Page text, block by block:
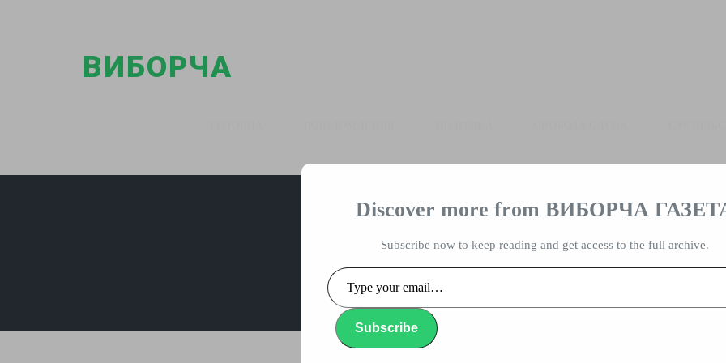
ВИБОРЧА
влада, вибори, народ
Discover more from ВИБОРЧА
Subscribe now to keep reading and get access to the full archive.
Type
your
email…
Subscribe